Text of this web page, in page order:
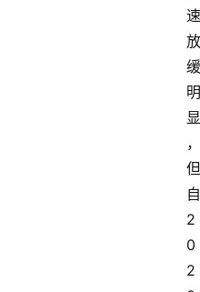
速
放
缓
明
显
，
但
自
2
0
2